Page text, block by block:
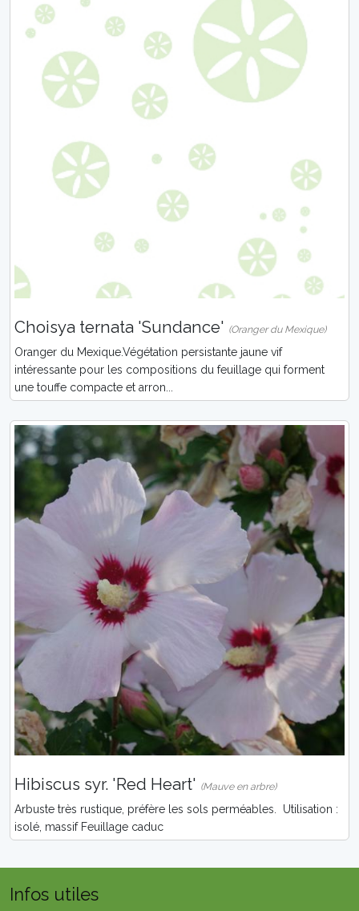
Choisya ternata 'Sundance' (Oranger du Mexique)
Oranger du Mexique.Végétation persistante jaune vif
intéressante pour les compositions du feuillage qui forment
une touffe compacte et arron...
Hibiscus syr. 'Red Heart' (Mauve en arbre)
Arbuste très rustique, préfère les sols perméables. Utilisation :
isolé, massif Feuillage caduc
Infos utiles